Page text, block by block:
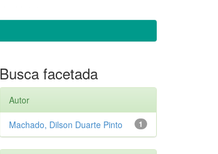
Busca facetada
Autor
1
Machado, Dilson Duarte Pinto